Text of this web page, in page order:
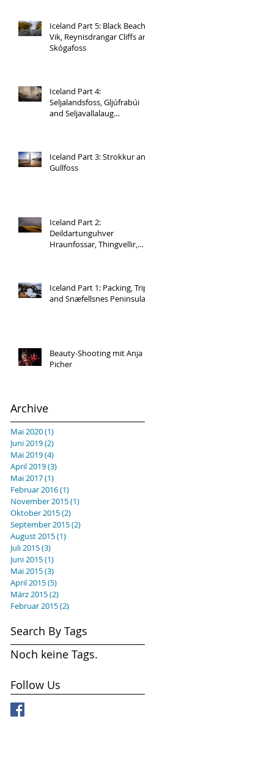
Iceland Part 5: Black Beach
Vik, Reynisdrangar Cliffs and
Skógafoss
Iceland Part 4:
Seljalandsfoss, Gljúfrabúi
and Seljavallalaug
Iceland Part 3: Strokkur and
Gullfoss
Iceland Part 2:
Deildartunguhver
Hraunfossar, Thingvellir,
Iceland Part 1: Packing, Trip
and Snæfellsnes Peninsula
Beauty-Shooting mit Anja
Picher
Archive
Mai 2020(1)
Juni 2019(2)
Mai 2019(4)
April 2019(3)
Mai 2017(1)
Februar 2016(1)
November 2015(1)
Oktober 2015(2)
September 2015(2)
August 2015(1)
Juli 2015(3)
Juni 2015(1)
Mai 2015(3)
April 2015(5)
März 2015(2)
Februar 2015(2)
Search By Tags
Noch keine Tags.
Follow Us